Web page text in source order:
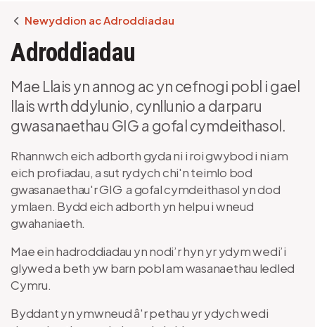
Breadcrumb
Newyddion ac Adroddiadau
Adroddiadau
Mae Llais yn annog ac yn cefnogi pobl i gael
llais wrth ddylunio, cynllunio a darparu
gwasanaethau GIG a gofal cymdeithasol.
Rhannwch eich adborth gyda ni i roi gwybod i ni am
eich profiadau, a sut rydych chi'n teimlo bod
gwasanaethau'r GIG a gofal cymdeithasol yn dod
ymlaen. Bydd eich adborth yn helpu i wneud
gwahaniaeth.
Mae ein hadroddiadau yn nodi’r hyn yr ydym wedi’i
glywed a beth yw barn pobl am wasanaethau ledled
Cymru.
Byddant yn ymwneud â'r pethau yr ydych wedi